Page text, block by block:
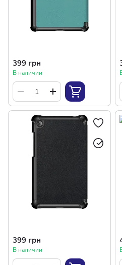
399 грн
В наличии
399 грн
В наличии